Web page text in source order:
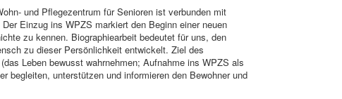
und Pflegezentrum für Senioren ist verbunden mit
Einzug ins WPZS markiert den Beginn einer neuen
zu kennen. Biographiearbeit bedeutet für uns, den
zu dieser Persönlichkeit entwickelt. Ziel des
Leben bewusst wahrnehmen; Aufnahme ins WPZS als
begleiten, unterstützen und informieren den Bewohner und